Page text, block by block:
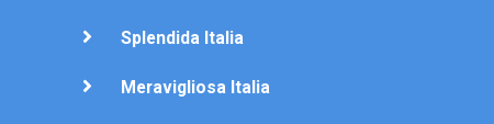
Splendida Italia
Meravigliosa Italia